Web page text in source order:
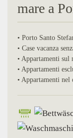
mare a
• Porto Santo
• Case vacanza
• Appartamenti sul
• Appartamenti
• Appartamenti nel